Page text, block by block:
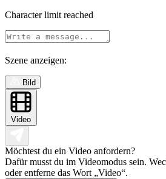
Character limit reached
Szene anzeigen:
Bild
Video
Möchtest du ein Video anfordern?
Dafür musst du im Videomodus sein.
oder entferne das Wort „Video“.